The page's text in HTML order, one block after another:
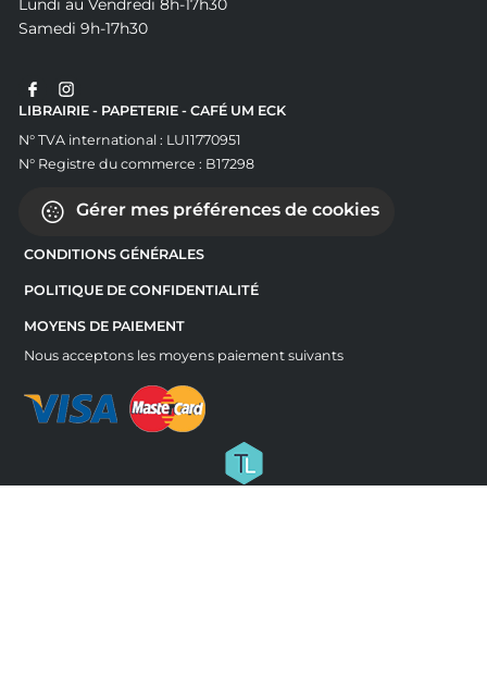
Samedi 9h-17h30
LIBRAIRIE - PAPETERIE - CAFÉ UM ECK
N° TVA international : LU11770951
N° Registre du commerce : B17298
Gérer mes préférences de cookies
CONDITIONS GÉNÉRALES
POLITIQUE DE CONFIDENTIALITÉ
MOYENS DE PAIEMENT
Nous acceptons les moyens paiement suivants